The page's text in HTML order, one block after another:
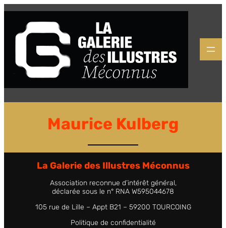
Maurice Kulberg
La Galerie des Illustres Méconnus
Association reconnue d’intérêt général,
déclarée sous le n° RNA W595044678
105 rue de Lille – Appt B21 – 59200 TOURCOING
Politique de confidentialité